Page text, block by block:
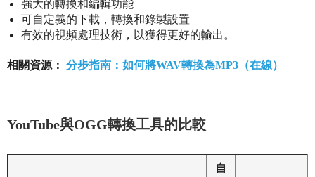
強大的轉換和編輯功能
可自定義的下載，轉換和錄製設置
有效的視頻處理技術，以獲得更好的輸出。
相關資源： 分步指南：如何將WAV轉換為MP3（在線）
YouTube與OGG轉換工具的比較
自